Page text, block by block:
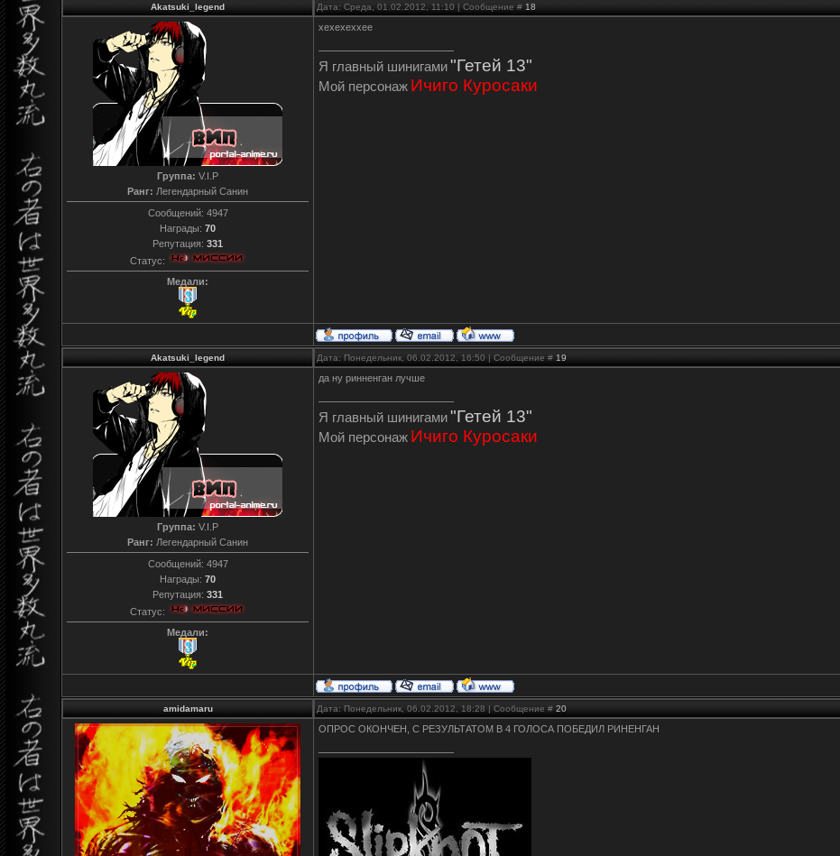
Akatsuki_legend Дата: Среда, 01.02.2012, 11:10 | Сообщение # 18
Группа: V.I.P
Ранг: Легендарный Санин
Сообщений: 4947
Награды: 70
Репутация: 331
Статус:
Медали:
хехехеххее
Я главный шинигами"Гетей 13"
Мой персонаж Ичиго Куросаки
Akatsuki_legend Дата: Понедельник, 06.02.2012, 16:50 | Сообщение # 19
Группа: V.I.P
Ранг: Легендарный Санин
Сообщений: 4947
Награды: 70
Репутация: 331
Статус:
Медали:
да ну ринненган лучше
Я главный шинигами"Гетей 13"
Мой персонаж Ичиго Куросаки
amidamaru Дата: Понедельник, 06.02.2012, 18:28 | Сообщение # 20
ОПРОС ОКОНЧЕН, С РЕЗУЛЬТАТОМ В 4 ГОЛОСА ПОБЕДИЛ РИНЕНГАН